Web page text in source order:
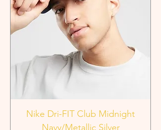
Nike Dri-FIT Club Midnight
Navy/Metallic Silver